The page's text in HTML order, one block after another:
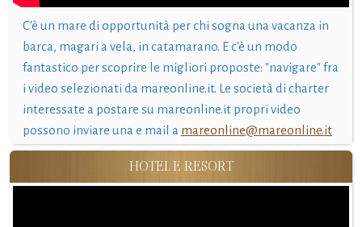
C'è un mare di opportunità per chi sogna una vacanza in
barca, magari a vela, in catamarano. E c'è un modo
fantastico per scoprire le migliori proposte: "navigare" fra
i video selezionati da mareonline.it. Le società di charter
interessate a postare su mareonline.it propri video
possono inviare una e mail a mareonline@mareonline.it
HOTEL E RESORT